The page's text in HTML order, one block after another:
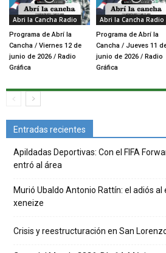
Abri la Cancha Radio
Programa de Abrí la
Cancha / Viernes 12 de
junio de 2026 / Radio
Gráfica
Abri la Cancha Radio
Programa de Abrí la
Cancha / Jueves 11
junio de 2026 / Radio
Gráfica
Entradas recientes
Apildadas Deportivas: Con el FIFA
entró al área
Murió Ubaldo Antonio Rattín: el adiós
xeneize
Crisis y reestructuración en San